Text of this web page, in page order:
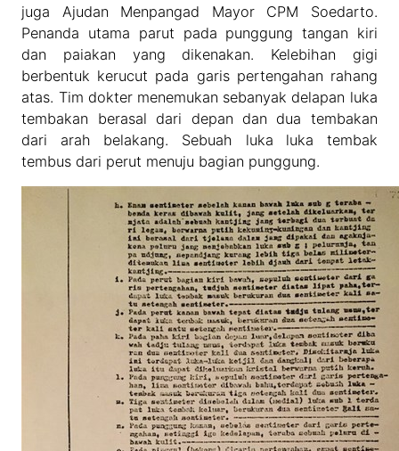
juga Ajudan Menpangad Mayor CPM Soedarto.
Penanda utama parut pada punggung tangan kiri
dan paiakan yang dikenakan. Kelebihan gigi
berbentuk kerucut pada garis pertengahan rahang
atas. Tim dokter menemukan sebanyak delapan luka
tembakan berasal dari depan dan dua tembakan
dari arah belakang. Sebuah luka luka tembak
tembus dari perut menuju bagian punggung.